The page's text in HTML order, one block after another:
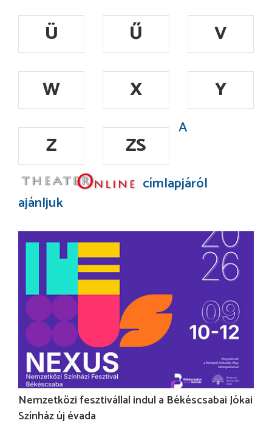
Ü
Ű
V
W
X
Y
Z
ZS
A
címlapjáról
ajánljuk
Nemzetközi fesztivállal indul a Békéscsabai Jókai
Színház új évada